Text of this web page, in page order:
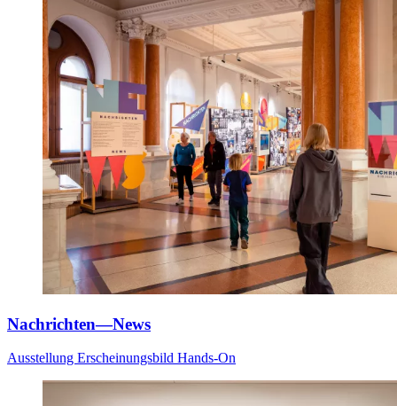
Nachrichten—News
Ausstellung Erscheinungsbild Hands-On